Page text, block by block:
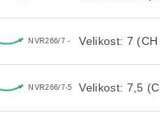
NVR266/7 - Velikost: 7 (CH
NVR266/7-5 Velikost: 7,5